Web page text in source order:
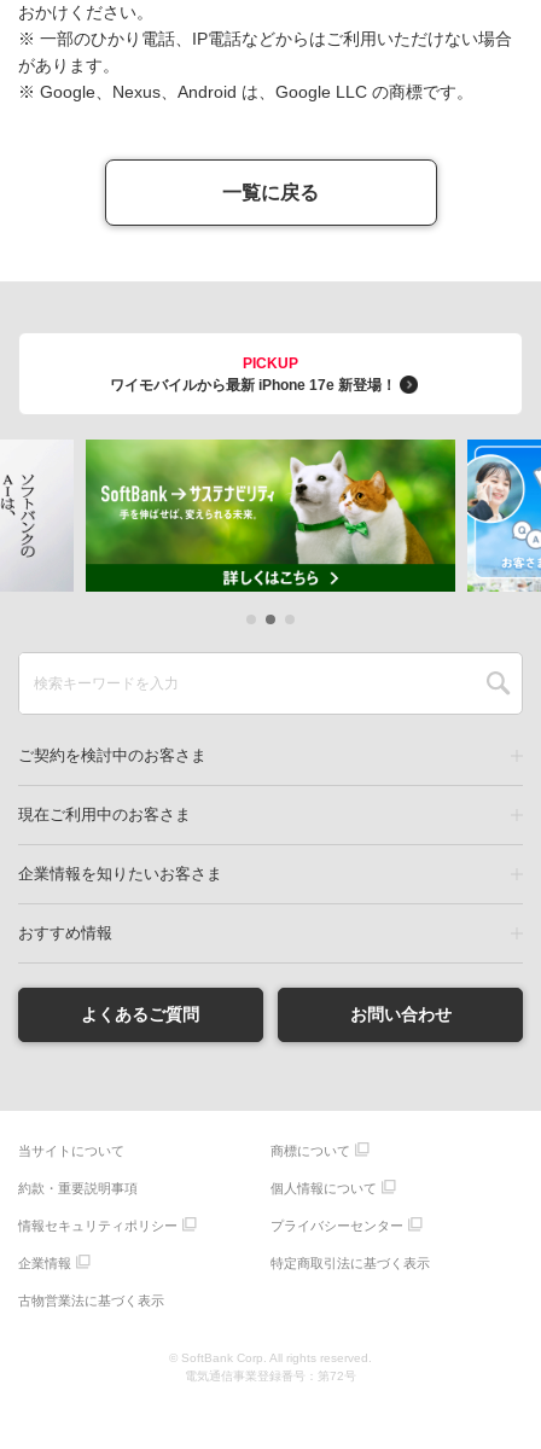
おかけください。
※ 一部のひかり電話、IP電話などからはご利用いただけない場合
があります。
※ Google、Nexus、Android は、Google LLC の商標です。
一覧に戻る
PICKUP
ワイモバイルから最新 iPhone 17e 新登場！
ご契約を検討中のお客さま
現在ご利用中のお客さま
企業情報を知りたいお客さま
おすすめ情報
よくあるご質問 お問い合わせ
当サイトについて 商標について
約款・重要説明事項 個人情報について
情報セキュリティポリシー プライバシーセンター
企業情報 特定商取引法に基づく表示
古物営業法に基づく表示
© SoftBank Corp. All rights reserved.
電気通信事業登録番号：第72号